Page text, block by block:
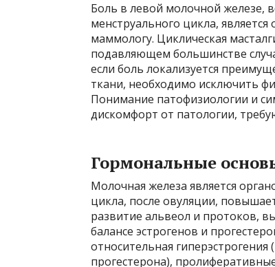
Боль в левой молочной железе,
менструального цикла,
маммологу. Циклическая
подавляющем большинстве
если боль локализуется
ткани, необходимо исключить
Понимание патофизиологии и
дискомфорт от патологии,
Гормональные
Молочная железа является
цикла, после овуляции,
развитие альвеол и протоков,
балансе эстрогенов и
относительная
прогестерона),